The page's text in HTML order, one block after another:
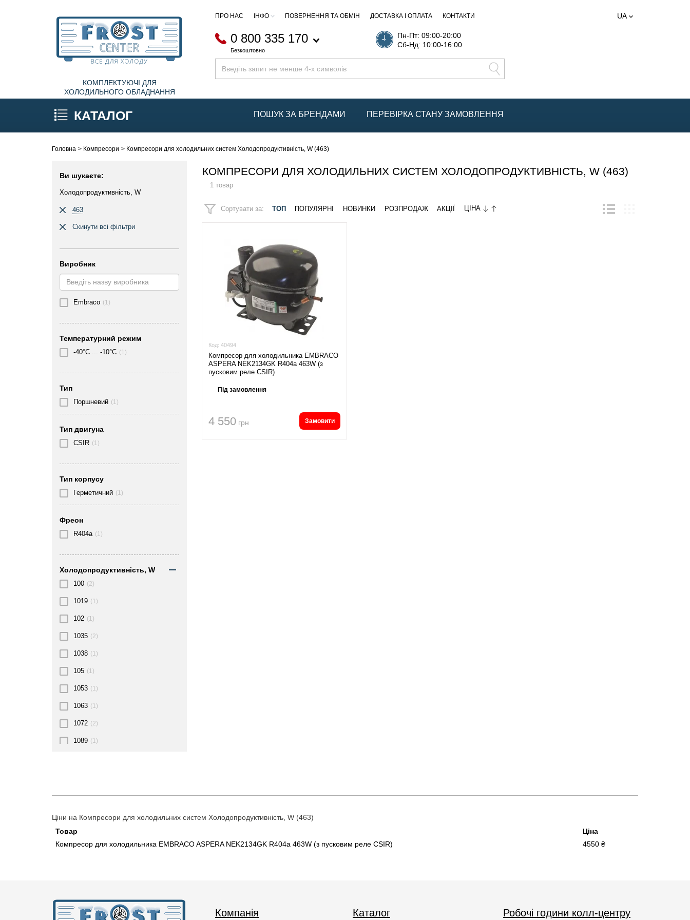
КОМПЛЕКТУЮЧІ ДЛЯ
ХОЛОДИЛЬНОГО ОБЛАДНАННЯ
ПРО НАС ІНФО ПОВЕРНЕННЯ ТА ОБМІН ДОСТАВКА І ОПЛАТА КОНТАКТИ
0 800 335 170
Безкоштовно
Пн-Пт: 09:00-20:00
Сб-Нд: 10:00-16:00
UA
КАТАЛОГ ПОШУК ЗА БРЕНДАМИ ПЕРЕВІРКА СТАНУ ЗАМОВЛЕННЯ
Головна Компресори Компресори для холодильних систем Холодопродуктивність, W (463)
Ви шукаєте:
Холодопродуктивність, W
463
Скинути всі фільтри
Виробник
Embraco (1)
Температурний режим
-40°C ... -10°C (1)
Тип
Поршневий (1)
Тип двигуна
CSIR (1)
Тип корпусу
Герметичний (1)
Фреон
R404a (1)
Холодопродуктивність, W
100 (2)
1019 (1)
102 (1)
1035 (2)
1038 (1)
105 (1)
1053 (1)
1063 (1)
1072 (2)
1089 (1)
113 (1)
1172 (2)
КОМПРЕСОРИ ДЛЯ ХОЛОДИЛЬНИХ СИСТЕМ ХОЛОДОПРОДУКТИВНІСТЬ, W (463)
1 товар
Сортувати за: ТОП ПОПУЛЯРНІ НОВИНКИ РОЗПРОДАЖ АКЦІЇ ЦІНА
Код: 40494
Компресор для холодильника EMBRACO
ASPERA NEK2134GK R404a 463W (з
пусковим реле CSIR)
Під замовлення
4 550 грн Замовити
Ціни на Компресори для холодильних систем Холодопродуктивність, W (463)
Товар
Ціна
Компресор для холодильника EMBRACO ASPERA NEK2134GK R404a 463W (з пусковим реле CSIR)
4550 ₴
Компанія Каталог Робочі години колл-центру